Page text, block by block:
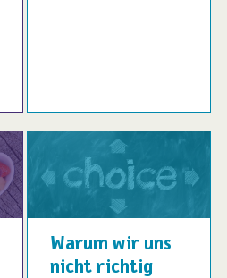
Warum wir uns
nicht richtig